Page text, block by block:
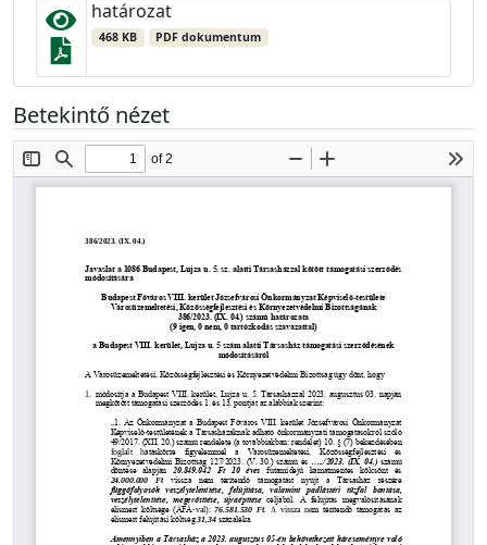
határozat
468 KB PDF dokumentum
Betekintő nézet